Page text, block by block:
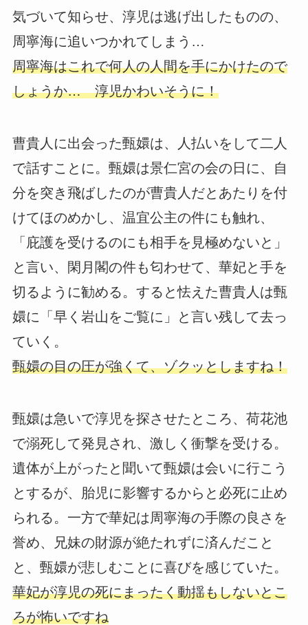
気づいて知らせ、淳児は逃げ出したものの、
周寧海に追いつかれてしまう…
周寧海はこれで何人の人間を手にかけたので
しょうか… 淳児かわいそうに！
曹貴人に出会った甄嬛は、人払いをして二人
で話すことに。甄嬛は景仁宮の会の日に、自
分を突き飛ばしたのが曹貴人だとあたりを付
けてほのめかし、温宜公主の件にも触れ、
「庇護を受けるのにも相手を見極めないと」
と言い、閑月閣の件も匂わせて、華妃と手を
切るように勧める。すると怯えた曹貴人は甄
嬛に「早く岩山をご覧に」と言い残して去っ
ていく。
甄嬛の目の圧が強くて、ゾクッとしますね！
甄嬛は急いで淳児を探させたところ、荷花池
で溺死して発見され、激しく衝撃を受ける。
遺体が上がったと聞いて甄嬛は会いに行こう
とするが、胎児に影響するからと必死に止め
られる。一方で華妃は周寧海の手際の良さを
誉め、兄妹の財源が絶たれずに済んだこと
と、甄嬛が悲しむことに喜びを感じていた。
華妃が淳児の死にまったく動揺もしないとこ
ろが怖いですね